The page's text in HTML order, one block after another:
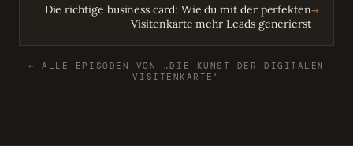
Die richtige business card: Wie du mit der perfekten
Visitenkarte mehr Leads generierst
→
← ALLE EPISODEN VON „DIE KUNST DER DIGITALEN
VISITENKARTE"